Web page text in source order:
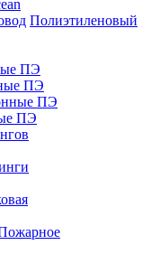
Полиэтиленовый
ПЭ
ПЭ
ПЭ
ПЭ